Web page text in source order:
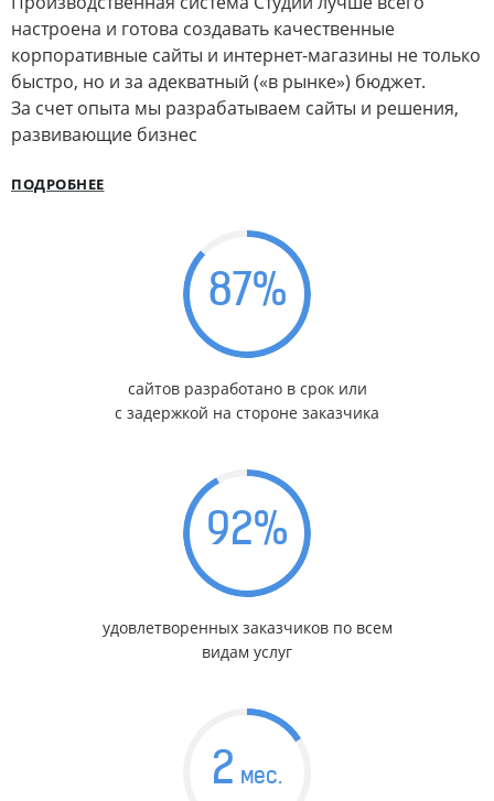
настроена и готова создавать качественные
корпоративные сайты и интернет-магазины не только
быстро, но и за адекватный («в рынке») бюджет.
За счет опыта мы разрабатываем сайты и решения,
развивающие бизнес
ПОДРОБНЕЕ
87%
сайтов разработано в срок или
с задержкой на стороне заказчика
92%
удовлетворенных заказчиков по всем
видам услуг
2 мес.